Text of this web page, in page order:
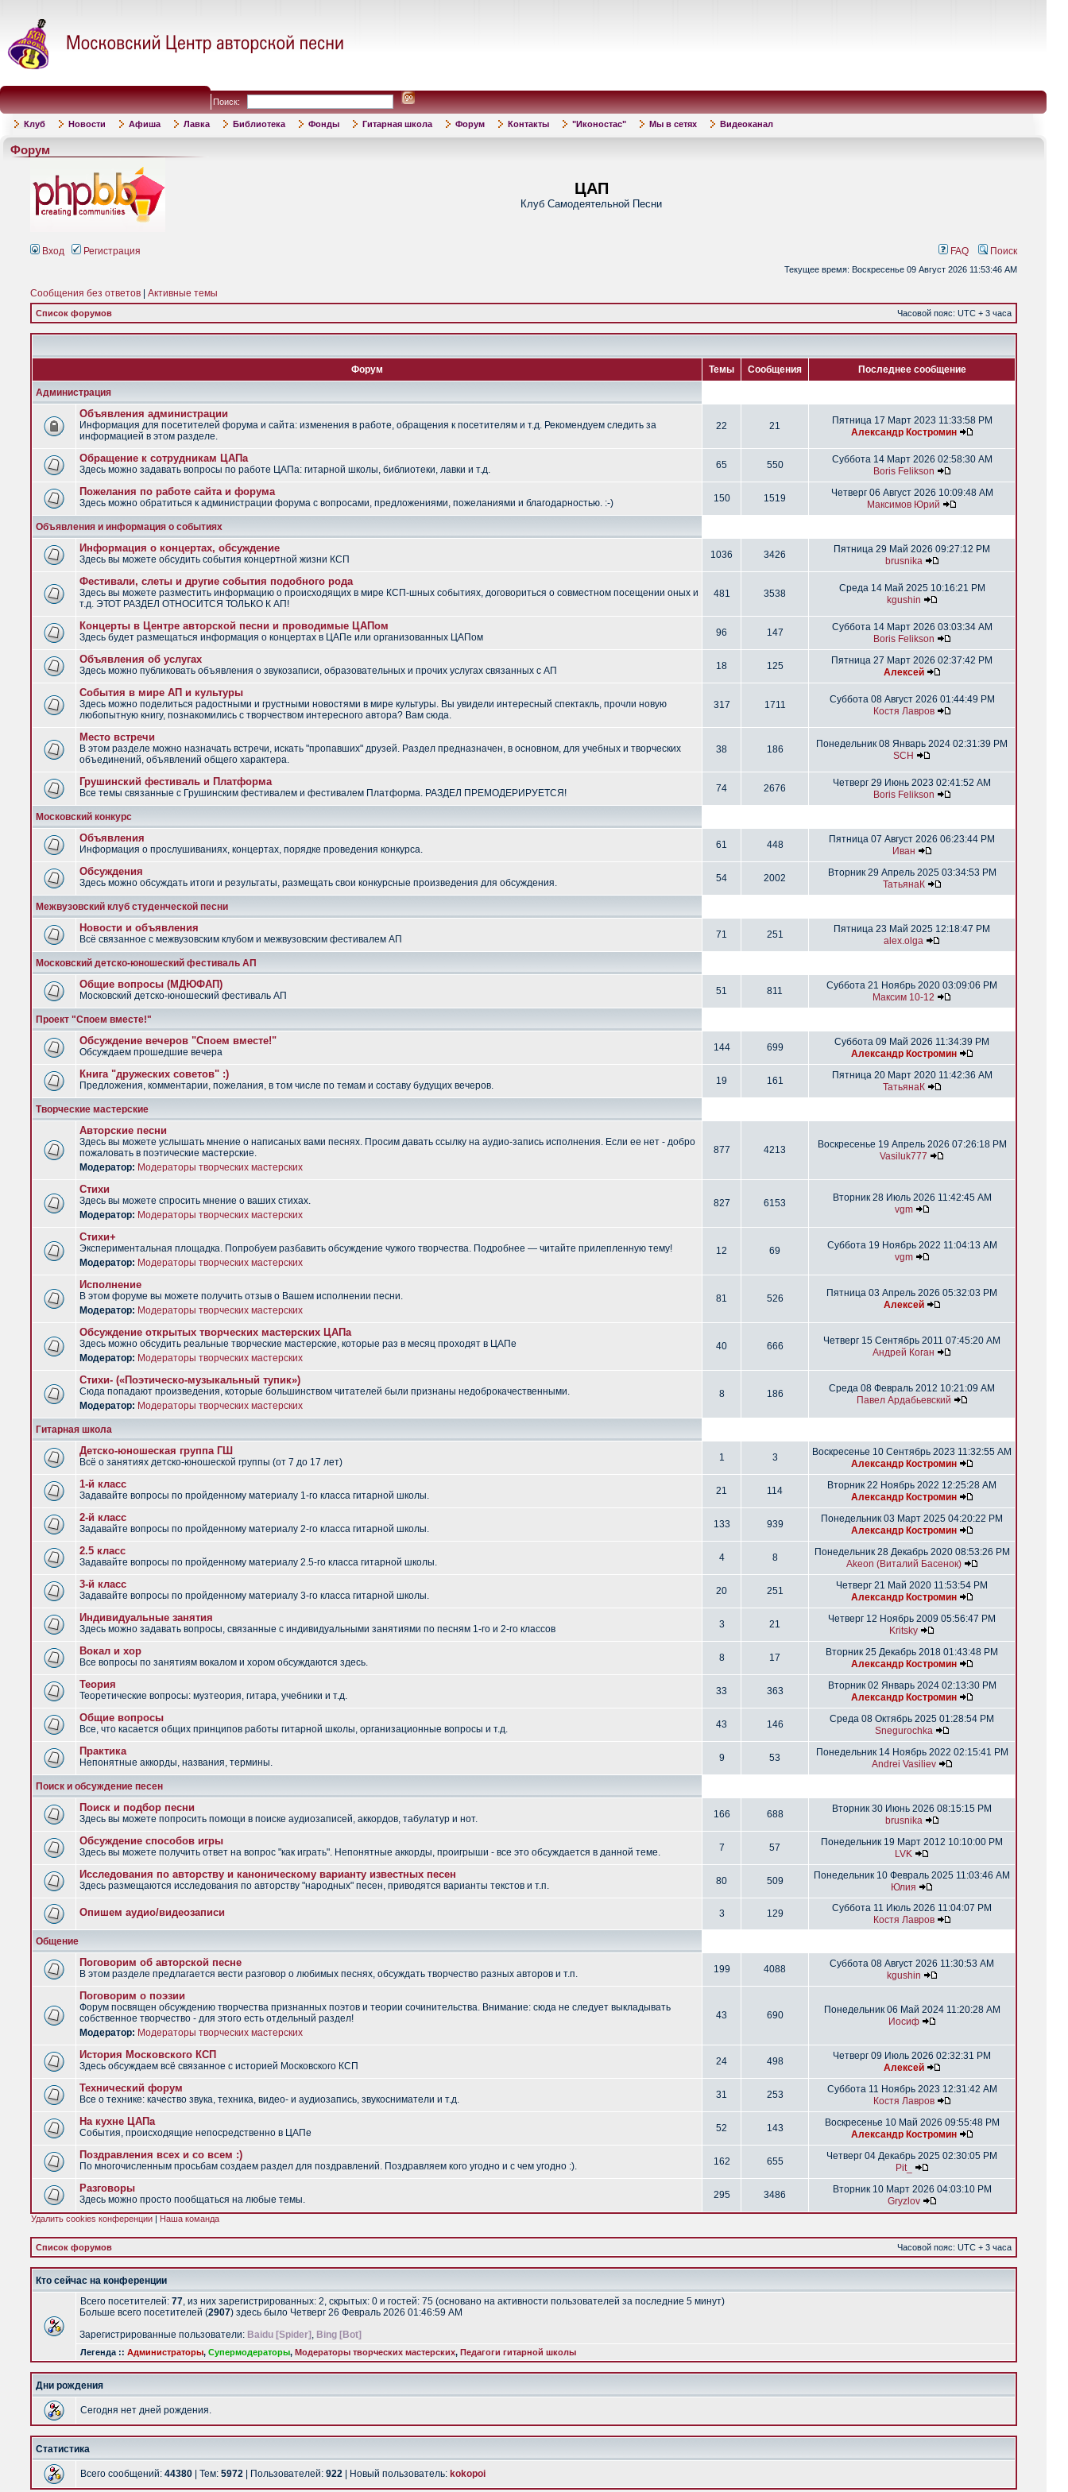
Поиск:
Клуб Новости Афиша Лавка Библиотека Фонды Гитарная школа Форум Контакты "Иконостас" Мы в сетях Видеоканал
Форум
ЦАП
Клуб Самодеятельной Песни
Вход Регистрация FAQ Поиск
Текущее время: Воскресенье 09 Август 2026 11:53:46 AM
Сообщения без ответов Активные темы
Список форумов Часовой пояс: UTC + 3 часа
Форум Темы Сообщения Последнее сообщение
Администрация
Объявления администрации
Информация для посетителей форума и сайта: изменения в работе, обращения к посетителям и т.д. Рекомендуем следить за
информацией в этом разделе.
22 21
Пятница 17 Март 2023 11:33:58 PM
Александр Костромин
Обращение к сотрудникам ЦАПа
Здесь можно задавать вопросы по работе ЦАПа: гитарной школы, библиотеки, лавки и т.д. 65 550
Суббота 14 Март 2026 02:58:30 AM
Boris Felikson
Пожелания по работе сайта и форума
Здесь можно обратиться к администрации форума с вопросами, предложениями, пожеланиями и благодарностью. :-) 150 1519
Четверг 06 Август 2026 10:09:48 AM
Максимов Юрий
Объявления и информация о событиях
Информация о концертах, обсуждение
Здесь вы можете обсудить события концертной жизни КСП 1036 3426
Пятница 29 Май 2026 09:27:12 PM
brusnika
Фестивали, слеты и другие события подобного рода
Здесь вы можете разместить информацию о происходящих в мире КСП-шных событиях, договориться о совместном посещении оных и
т.д. ЭТОТ РАЗДЕЛ ОТНОСИТСЯ ТОЛЬКО К АП!
481 3538
Среда 14 Май 2025 10:16:21 PM
kgushin
Концерты в Центре авторской песни и проводимые ЦАПом
Здесь будет размещаться информация о концертах в ЦАПе или организованных ЦАПом 96 147
Суббота 14 Март 2026 03:03:34 AM
Boris Felikson
Объявления об услугах
Здесь можно публиковать объявления о звукозаписи, образовательных и прочих услугах связанных с АП 18 125
Пятница 27 Март 2026 02:37:42 PM
Алексей
События в мире АП и культуры
Здесь можно поделиться радостными и грустными новостями в мире культуры. Вы увидели интересный спектакль, прочли новую
любопытную книгу, познакомились с творчеством интересного автора? Вам сюда.
317 1711
Суббота 08 Август 2026 01:44:49 PM
Костя Лавров
Место встречи
В этом разделе можно назначать встречи, искать "пропавших" друзей. Раздел предназначен, в основном, для учебных и творческих
объединений, объявлений общего характера.
38 186
Понедельник 08 Январь 2024 02:31:39 PM
SCH
Грушинский фестиваль и Платформа
Все темы связанные с Грушинским фестивалем и фестивалем Платформа. РАЗДЕЛ ПРЕМОДЕРИРУЕТСЯ! 74 2676
Четверг 29 Июнь 2023 02:41:52 AM
Boris Felikson
Московский конкурс
Объявления
Информация о прослушиваниях, концертах, порядке проведения конкурса. 61 448
Пятница 07 Август 2026 06:23:44 PM
Иван
Обсуждения
Здесь можно обсуждать итоги и результаты, размещать свои конкурсные произведения для обсуждения. 54 2002
Вторник 29 Апрель 2025 03:34:53 PM
ТатьянаК
Межвузовский клуб студенческой песни
Новости и объявления
Всё связанное с межвузовским клубом и межвузовским фестивалем АП 71 251
Пятница 23 Май 2025 12:18:47 PM
alex.olga
Московский детско-юношеский фестиваль АП
Общие вопросы (МДЮФАП)
Московский детско-юношеский фестиваль АП 51 811
Суббота 21 Ноябрь 2020 03:09:06 PM
Максим 10-12
Проект "Споем вместе!"
Обсуждение вечеров "Споем вместе!"
Обсуждаем прошедшие вечера 144 699
Суббота 09 Май 2026 11:34:39 PM
Александр Костромин
Книга "дружеских советов" :)
Предложения, комментарии, пожелания, в том числе по темам и составу будущих вечеров. 19 161
Пятница 20 Март 2020 11:42:36 AM
ТатьянаК
Творческие мастерские
Авторские песни
Здесь вы можете услышать мнение о написаных вами песнях. Просим давать ссылку на аудио-запись исполнения. Если ее нет - добро
пожаловать в поэтические мастерские.
Модератор: Модераторы творческих мастерских
877 4213
Воскресенье 19 Апрель 2026 07:26:18 PM
Vasiluk777
Стихи
Здесь вы можете спросить мнение о ваших стихах.
Модератор: Модераторы творческих мастерских
827 6153
Вторник 28 Июль 2026 11:42:45 AM
vgm
Стихи+
Экспериментальная площадка. Попробуем разбавить обсуждение чужого творчества. Подробнее — читайте прилепленную тему!
Модератор: Модераторы творческих мастерских
12 69
Суббота 19 Ноябрь 2022 11:04:13 AM
vgm
Исполнение
В этом форуме вы можете получить отзыв о Вашем исполнении песни.
Модератор: Модераторы творческих мастерских
81 526
Пятница 03 Апрель 2026 05:32:03 PM
Алексей
Обсуждение открытых творческих мастерских ЦАПа
Здесь можно обсудить реальные творческие мастерские, которые раз в месяц проходят в ЦАПе
Модератор: Модераторы творческих мастерских
40 666
Четверг 15 Сентябрь 2011 07:45:20 AM
Андрей Коган
Стихи- («Поэтическо-музыкальный тупик»)
Сюда попадают произведения, которые большинством читателей были признаны недоброкачественными.
Модератор: Модераторы творческих мастерских
8 186
Среда 08 Февраль 2012 10:21:09 AM
Павел Ардабьевский
Гитарная школа
Детско-юношеская группа ГШ
Всё о занятиях детско-юношеской группы (от 7 до 17 лет) 1 3
Воскресенье 10 Сентябрь 2023 11:32:55 AM
Александр Костромин
1-й класс
Задавайте вопросы по пройденному материалу 1-го класса гитарной школы. 21 114
Вторник 22 Ноябрь 2022 12:25:28 AM
Александр Костромин
2-й класс
Задавайте вопросы по пройденному материалу 2-го класса гитарной школы. 133 939
Понедельник 03 Март 2025 04:20:22 PM
Александр Костромин
2.5 класс
Задавайте вопросы по пройденному материалу 2.5-го класса гитарной школы. 4 8
Понедельник 28 Декабрь 2020 08:53:26 PM
Akeon (Виталий Басенок)
3-й класс
Задавайте вопросы по пройденному материалу 3-го класса гитарной школы. 20 251
Четверг 21 Май 2020 11:53:54 PM
Александр Костромин
Индивидуальные занятия
Здесь можно задавать вопросы, связанные с индивидуальными занятиями по песням 1-го и 2-го классов 3 21
Четверг 12 Ноябрь 2009 05:56:47 PM
Kritsky
Вокал и хор
Все вопросы по занятиям вокалом и хором обсуждаются здесь. 8 17
Вторник 25 Декабрь 2018 01:43:48 PM
Александр Костромин
Теория
Теоретические вопросы: музтеория, гитара, учебники и т.д. 33 363
Вторник 02 Январь 2024 02:13:30 PM
Александр Костромин
Общие вопросы
Все, что касается общих принципов работы гитарной школы, организационные вопросы и т.д. 43 146
Среда 08 Октябрь 2025 01:28:54 PM
Snegurochka
Практика
Непонятные аккорды, названия, термины. 9 53
Понедельник 14 Ноябрь 2022 02:15:41 PM
Andrei Vasiliev
Поиск и обсуждение песен
Поиск и подбор песни
Здесь вы можете попросить помощи в поиске аудиозаписей, аккордов, табулатур и нот. 166 688
Вторник 30 Июнь 2026 08:15:15 PM
brusnika
Обсуждение способов игры
Здесь вы можете получить ответ на вопрос "как играть". Непонятные аккорды, проигрыши - все это обсуждается в данной теме. 7 57
Понедельник 19 Март 2012 10:10:00 PM
LVK
Исследования по авторству и каноническому варианту известных песен
Здесь размещаются исследования по авторству "народных" песен, приводятся варианты текстов и т.п. 80 509
Понедельник 10 Февраль 2025 11:03:46 AM
Юлия
Опишем аудио/видеозаписи 3 129
Суббота 11 Июль 2026 11:04:07 PM
Костя Лавров
Общение
Поговорим об авторской песне
В этом разделе предлагается вести разговор о любимых песнях, обсуждать творчество разных авторов и т.п. 199 4088
Суббота 08 Август 2026 11:30:53 AM
kgushin
Поговорим о поэзии
Форум посвящен обсуждению творчества признанных поэтов и теории сочинительства. Внимание: сюда не следует выкладывать
собственное творчество - для этого есть отдельный раздел!
Модератор: Модераторы творческих мастерских
43 690
Понедельник 06 Май 2024 11:20:28 AM
Иосиф
История Московского КСП
Здесь обсуждаем всё связанное с историей Московского КСП 24 498
Четверг 09 Июль 2026 02:32:31 PM
Алексей
Технический форум
Все о технике: качество звука, техника, видео- и аудиозапись, звукосниматели и т.д. 31 253
Суббота 11 Ноябрь 2023 12:31:42 AM
Костя Лавров
На кухне ЦАПа
События, происходящие непосредственно в ЦАПе 52 143
Воскресенье 10 Май 2026 09:55:48 PM
Александр Костромин
Поздравления всех и со всем :)
По многочисленным просьбам создаем раздел для поздравлений. Поздравляем кого угодно и с чем угодно :). 162 655
Четверг 04 Декабрь 2025 02:30:05 PM
Pit_
Разговоры
Здесь можно просто пообщаться на любые темы. 295 3486
Вторник 10 Март 2026 04:03:10 PM
Gryzlov
Удалить cookies конференции | Наша команда
Список форумов Часовой пояс: UTC + 3 часа
Кто сейчас на конференции
Всего посетителей: 77, из них зарегистрированных: 2, скрытых: 0 и гостей: 75 (основано на активности пользователей за последние 5 минут)
Больше всего посетителей (2907) здесь было Четверг 26 Февраль 2026 01:46:59 AM
Зарегистрированные пользователи: Baidu [Spider] , Bing [Bot]
Легенда :: Администраторы, Супермодераторы, Модераторы творческих мастерских, Педагоги гитарной школы
Дни рождения
Сегодня нет дней рождения.
Статистика
Всего сообщений: 44380 | Тем: 5972 | Пользователей: 922 | Новый пользователь: kokopoi